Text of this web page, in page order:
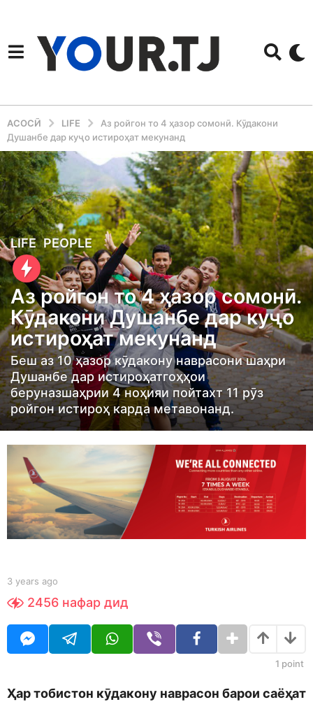
АСОСӢ LIFE
Аз ройгон то 4 ҳазор сомонӣ. Кӯдакони
Душанбе дар куҷо истироҳат мекунанд
3
y
e
a
r
s
a
g
o
3
y
s
a
LIFE ,PEOPLE
Аз ройгон то 4 ҳазор сомонӣ.
Кӯдакони Душанбе дар куҷо
истироҳат мекунанд
Беш аз 10 ҳазор кӯдакону наврасони шаҳри
Душанбе дар истироҳатгоҳҳои
беруназшаҳрии 4 ноҳияи пойтахт 11 рӯз
ройгон истироҳ карда метавонанд.
b
S
h
d
n
3 years ago
e
2456 нафар дид
1 point
Ҳар тобистон кӯдакону наврасон барои саёҳат